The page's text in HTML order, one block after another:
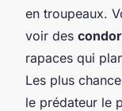
en troupeaux.
voir des
rapaces qui
Les plus
le prédateur le